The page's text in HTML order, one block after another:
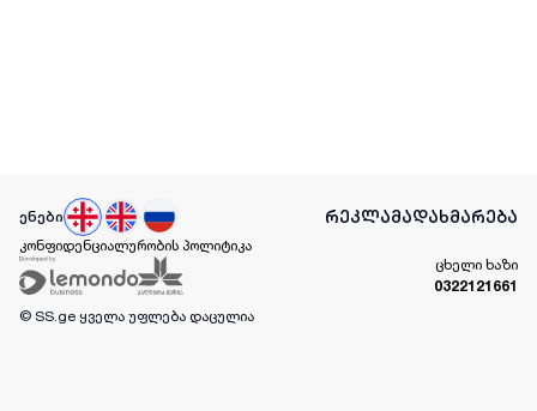
ენები რეკლამადახმარება
კონფიდენციალურობის პოლიტიკა
ცხელი ხაზი
0322121661
© SS.ge ყველა უფლება დაცულია